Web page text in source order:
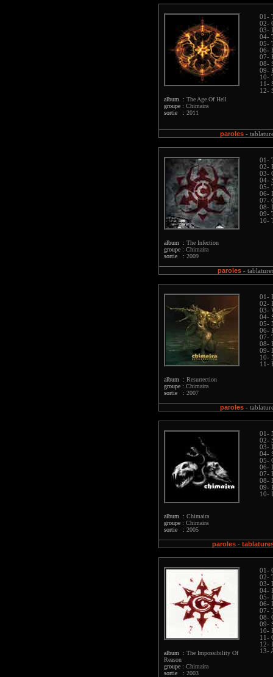
album : The Age Of Hell
groupe : Chimaira
sortie : 2011
01-
02-
03-
04-
05-
06-
07-
08-
09-
10-
11-
12-
paroles-
album : The Infection
groupe : Chimaira
sortie : 2009
01-
02-
03-
04-
05-
06-
07-
08-
09-
10-
paroles -
album : Resurrection
groupe : Chimaira
sortie : 2007
01-
02-
03-
04-
05-
06-
07-
08-
09-
10-
11-
paroles-
album : Chimaira
groupe : Chimaira
sortie : 2005
01-
02-
03-
04-
05-
06-
07-
08-
09-
10-
paroles-
album : The Impossibility Of
Reason
groupe : Chimaira
sortie : 2003
01-
02-
03-
04-
05-
06-
07-
08-
09-
10-
11-
12-
13-